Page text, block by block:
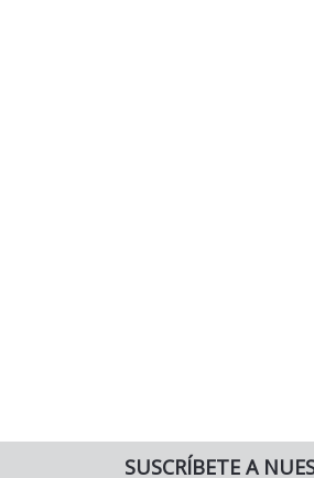
SUSCRÍBETE A